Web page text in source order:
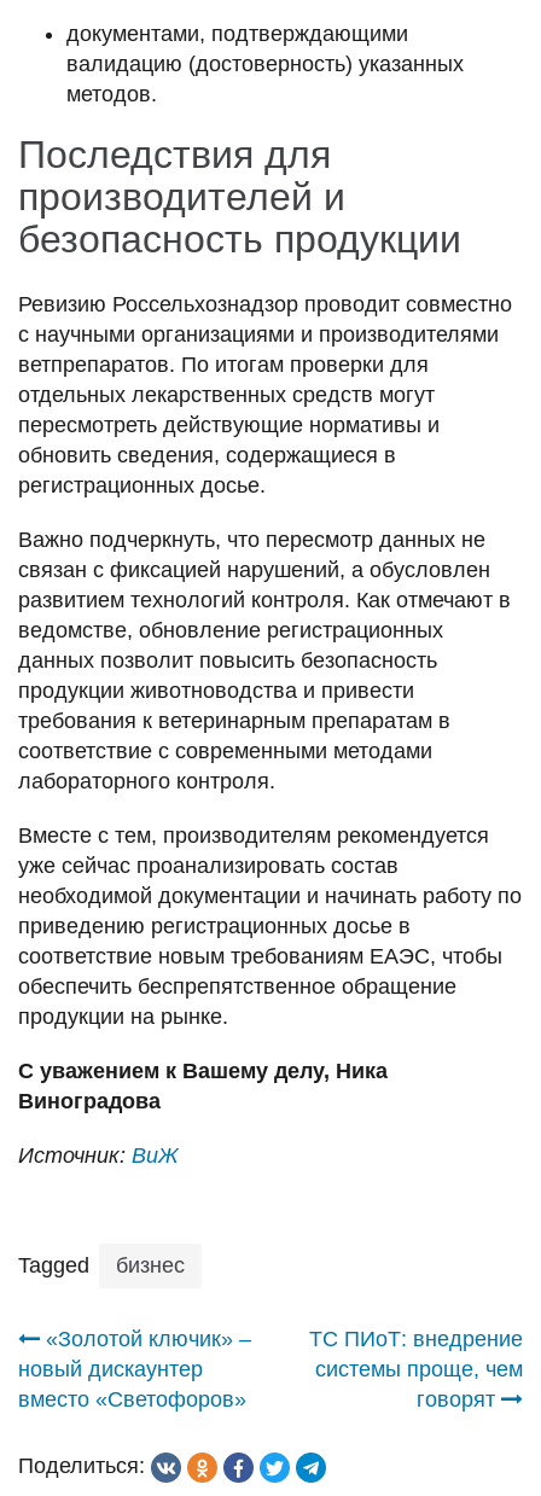
документами, подтверждающими
валидацию (достоверность) указанных
методов.
Последствия для
производителей и
безопасность продукции
Ревизию Россельхознадзор проводит совместно
с научными организациями и производителями
ветпрепаратов. По итогам проверки для
отдельных лекарственных средств могут
пересмотреть действующие нормативы и
обновить сведения, содержащиеся в
регистрационных досье.
Важно подчеркнуть, что пересмотр данных не
связан с фиксацией нарушений, а обусловлен
развитием технологий контроля. Как отмечают в
ведомстве, обновление регистрационных
данных позволит повысить безопасность
продукции животноводства и привести
требования к ветеринарным препаратам в
соответствие с современными методами
лабораторного контроля.
Вместе с тем, производителям рекомендуется
уже сейчас проанализировать состав
необходимой документации и начинать работу по
приведению регистрационных досье в
соответствие новым требованиям ЕАЭС, чтобы
обеспечить беспрепятственное обращение
продукции на рынке.
С уважением к Вашему делу, Ника
Виноградова
Источник: ВиЖ
Tagged бизнес
Навигация
по
записям
«Золотой ключик» –
новый дискаунтер
вместо «Светофоров»
ТС ПИоТ: внедрение
системы проще, чем
говорят
Поделиться: